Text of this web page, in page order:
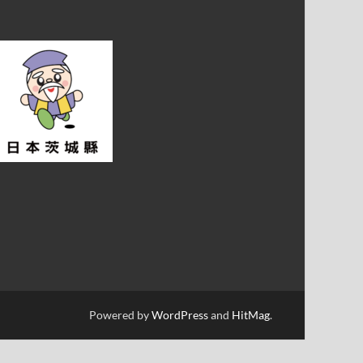
Powered byWordPressand HitMag.